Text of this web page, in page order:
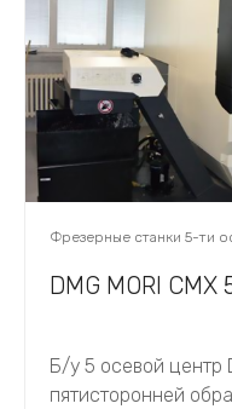
Фрезерные станки 5-ти
DMG MORI
Б/у 5 осевой центр
пятисторонней